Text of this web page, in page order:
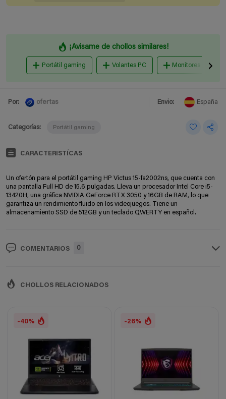
¡Avisame de chollos similares!
Portátil gaming Volantes PC Monitores gaming
Por: ofertas Envio: España
Categorías: Portátil gaming
CARACTERISTÍCAS
Un ofertón para el portátil gaming HP Victus 15-fa2002ns, que cuenta con
una pantalla Full HD de 15.6 pulgadas. Lleva un procesador Intel Core i5-
13420H, una gráfica NVIDIA GeForce RTX 3050 y 16GB de RAM, lo que
garantiza un rendimiento fluido en los videojuegos. Tiene un
almacenamiento SSD de 512GB y un teclado QWERTY en español.
COMENTARIOS 0
CHOLLOS RELACIONADOS
-40% -26%